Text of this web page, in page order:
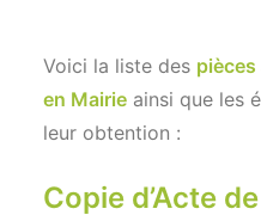
Voici la liste des
en Mairie ainsi que les
leur obtention :
Copie d’Acte